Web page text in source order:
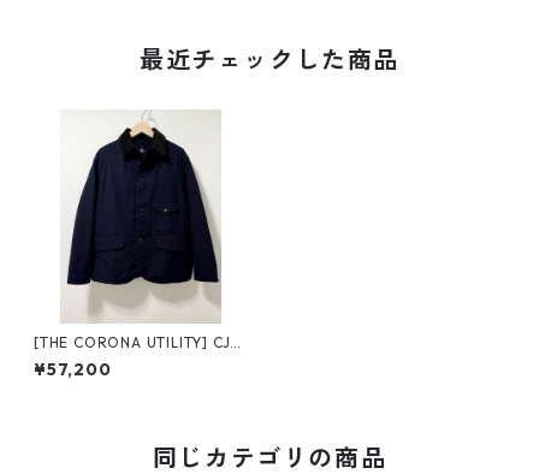
最近チェックした商品
[THE CORONA UTILITY] CJ0
01 - GAME JACKET コロナユ
ーティリティ ゲームジャケッ
¥57,200
同じカテゴリの商品